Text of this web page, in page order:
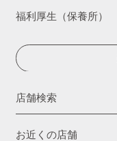
福利厚生（保養所）
店舗検索
お近くの店舗